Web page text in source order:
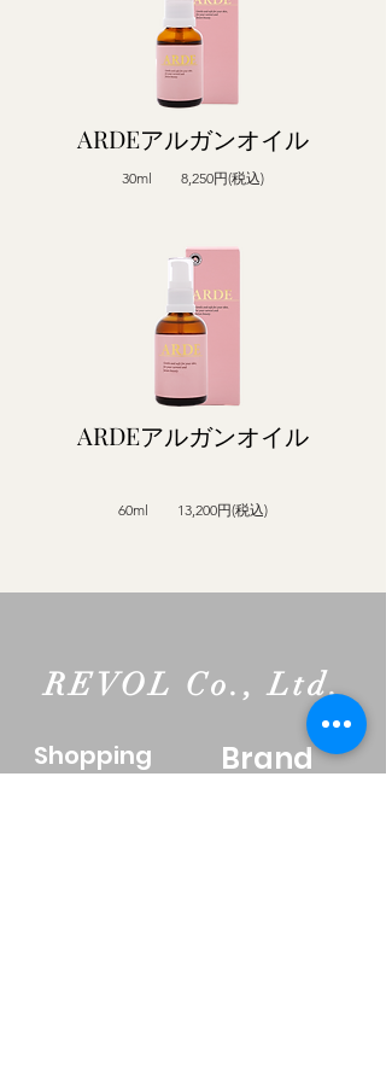
ARDEアルガンオイル
30ml 8,250円(税込)
ARDEアルガンオイル
60ml 13,200円(税込)
REVOL Co., Ltd.
​Shopping Brand